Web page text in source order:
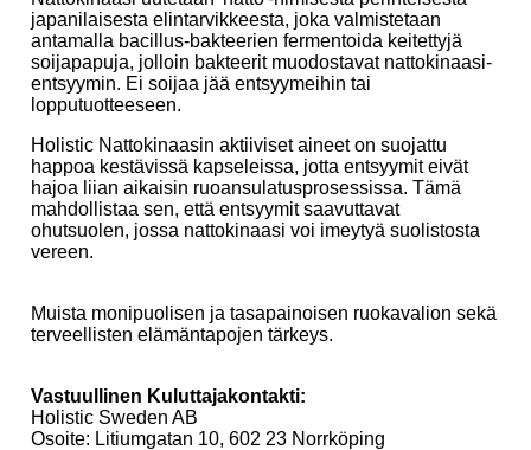
japanilaisesta elintarvikkeesta, joka valmistetaan
antamalla bacillus-bakteerien fermentoida keitettyjä
soijapapuja, jolloin bakteerit muodostavat nattokinaasi-
entsyymin. Ei soijaa jää entsyymeihin tai
lopputuotteeseen.
Holistic Nattokinaasin aktiiviset aineet on suojattu
happoa kestävissä kapseleissa, jotta entsyymit eivät
hajoa liian aikaisin ruoansulatusprosessissa. Tämä
mahdollistaa sen, että entsyymit saavuttavat
ohutsuolen, jossa nattokinaasi voi imeytyä suolistosta
vereen.
Muista monipuolisen ja tasapainoisen ruokavalion sekä
terveellisten elämäntapojen tärkeys.
Vastuullinen Kuluttajakontakti:
Holistic Sweden AB
Osoite: Litiumgatan 10, 602 23 Norrköping